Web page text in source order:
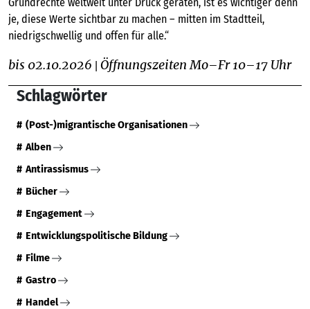
je, diese Werte sichtbar zu machen – mitten im Stadtteil,
niedrigschwellig und offen für alle.“
bis 02.10.2026 Öffnungszeiten Mo–Fr 10–17 Uhr
Schlagwörter
(Post-)migrantische Organisationen
Alben
Antirassismus
Bücher
Engagement
Entwicklungspolitische Bildung
Filme
Gastro
Handel